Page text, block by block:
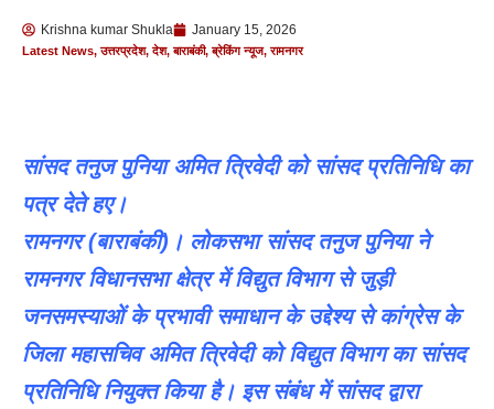
देओल, करण देओल और प्रीति जिंटा का भव्य स्वागत !
ड्यूटी से लौट रहे बैंक मैनेजर की सड़क हादसे में मौत
Krishna kumar Shukla January 15, 2026
Latest News,उत्तरप्रदेश,देश,बाराबंकी,ब्रेकिंग न्यूज,रामनगर
सांसद तनुज पुनिया अमित त्रिवेदी को सांसद प्रतिनिधि का
पत्र देते हए।
रामनगर (बाराबंकी)। लोकसभा सांसद तनुज पुनिया ने
रामनगर विधानसभा क्षेत्र में विद्युत विभाग से जुड़ी
जनसमस्याओं के प्रभावी समाधान के उद्देश्य से कांग्रेस के
जिला महासचिव अमित त्रिवेदी को विद्युत विभाग का सांसद
प्रतिनिधि नियुक्त किया है। इस संबंध में सांसद द्वारा